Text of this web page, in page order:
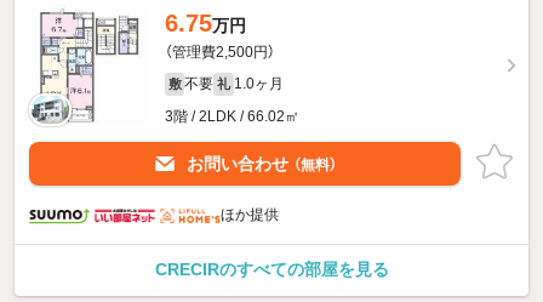
6.75万円
（管理費2,500円）
敷 不要 礼 1.0ヶ月
3階 / 2LDK / 66.02㎡
お問い合わせ （無料）
ほか提供
CRECIRのすべての部屋を見る